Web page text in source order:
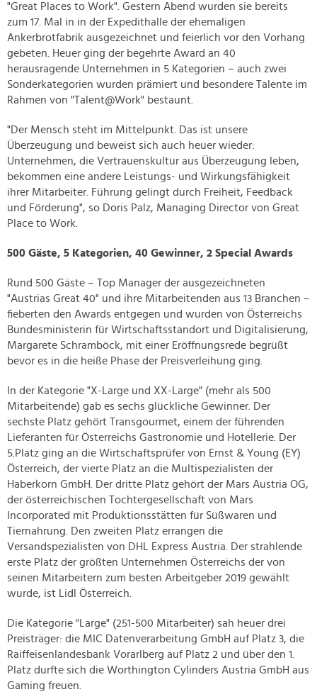
"Great Places to Work". Gestern Abend wurden sie bereits
zum 17. Mal in in der Expedithalle der ehemaligen
Ankerbrotfabrik ausgezeichnet und feierlich vor den Vorhang
gebeten. Heuer ging der begehrte Award an 40
herausragende Unternehmen in 5 Kategorien – auch zwei
Sonderkategorien wurden prämiert und besondere Talente im
Rahmen von "Talent@Work" bestaunt.
"Der Mensch steht im Mittelpunkt. Das ist unsere
Überzeugung und beweist sich auch heuer wieder:
Unternehmen, die Vertrauenskultur aus Überzeugung leben,
bekommen eine andere Leistungs- und Wirkungsfähigkeit
ihrer Mitarbeiter. Führung gelingt durch Freiheit, Feedback
und Förderung", so Doris Palz, Managing Director von Great
Place to Work.
500 Gäste, 5 Kategorien, 40 Gewinner, 2 Special Awards
Rund 500 Gäste – Top Manager der ausgezeichneten
"Austrias Great 40" und ihre Mitarbeitenden aus 13 Branchen –
fieberten den Awards entgegen und wurden von Österreichs
Bundesministerin für Wirtschaftsstandort und Digitalisierung,
Margarete Schramböck, mit einer Eröffnungsrede begrüßt
bevor es in die heiße Phase der Preisverleihung ging.
In der Kategorie "X-Large und XX-Large" (mehr als 500
Mitarbeitende) gab es sechs glückliche Gewinner. Der
sechste Platz gehört Transgourmet, einem der führenden
Lieferanten für Österreichs Gastronomie und Hotellerie. Der
5.Platz ging an die Wirtschaftsprüfer von Ernst & Young (EY)
Österreich, der vierte Platz an die Multispezialisten der
Haberkorn GmbH. Der dritte Platz gehört der Mars Austria OG,
der österreichischen Tochtergesellschaft von Mars
Incorporated mit Produktionsstätten für Süßwaren und
Tiernahrung. Den zweiten Platz errangen die
Versandspezialisten von DHL Express Austria. Der strahlende
erste Platz der größten Unternehmen Österreichs der von
seinen Mitarbeitern zum besten Arbeitgeber 2019 gewählt
wurde, ist Lidl Österreich.
Die Kategorie "Large" (251-500 Mitarbeiter) sah heuer drei
Preisträger: die MIC Datenverarbeitung GmbH auf Platz 3, die
Raiffeisenlandesbank Vorarlberg auf Platz 2 und über den 1.
Platz durfte sich die Worthington Cylinders Austria GmbH aus
Gaming freuen.